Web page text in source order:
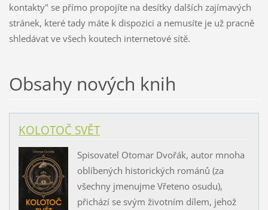
kontakty" se přímo propojíte na desítky dalších zajímavých
stránek, které tady máte k dispozici a nemusíte je už pracně
shledávat ve všech koutech internetové sítě.
Obsahy nových knih
KOLOTOČ SVĚT
Spisovatel Otomar Dvořák, autor mnoha
oblíbených historických románů (za
všechny jmenujme Vřeteno osudu),
přichází se svým životním dílem, jehož